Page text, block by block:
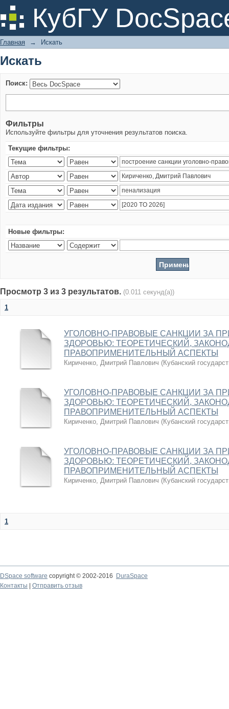
КубГУ
Искать
Главная → Искать
Искать
Поиск:
Фильтры
Используйте фильтры для уточнения результатов поиска.
Текущие фильтры:
Новые фильтры:
Просмотр 3 из 3 результатов. (0.011 секунд(а))
1
УГОЛОВНО-ПРАВОВЫЕ САНКЦИИ ЗА
ЗДОРОВЬЮ: ТЕОРЕТИЧЕСКИЙ,
ПРАВОПРИМЕНИТЕЛЬНЫЙ АСПЕКТЫ
Кириченко, Дмитрий Павлович (Кубанский
УГОЛОВНО-ПРАВОВЫЕ САНКЦИИ ЗА
ЗДОРОВЬЮ: ТЕОРЕТИЧЕСКИЙ,
ПРАВОПРИМЕНИТЕЛЬНЫЙ АСПЕКТЫ
Кириченко, Дмитрий Павлович (Кубанский
УГОЛОВНО-ПРАВОВЫЕ САНКЦИИ ЗА
ЗДОРОВЬЮ: ТЕОРЕТИЧЕСКИЙ,
ПРАВОПРИМЕНИТЕЛЬНЫЙ АСПЕКТЫ
Кириченко, Дмитрий Павлович (Кубанский
1
DSpace software copyright © 2002-2016
DuraSpace
Контакты
Отправить отзыв